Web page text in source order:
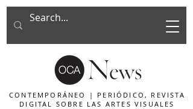
CONTEMPORÁNEO | PERIÓDICO, REVISTA
DIGITAL SOBRE LAS ARTES VISUALES